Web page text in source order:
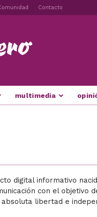
Contacto
multimedia
digital informativo
con el objetivo
libertad e